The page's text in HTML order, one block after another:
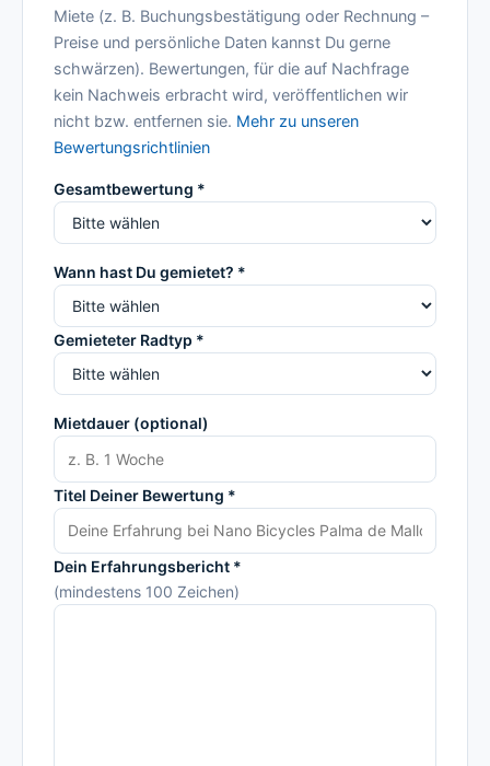
Miete (z. B. Buchungsbestätigung oder Rechnung –
Preise und persönliche Daten kannst Du gerne
schwärzen). Bewertungen, für die auf Nachfrage
kein Nachweis erbracht wird, veröffentlichen wir
nicht bzw. entfernen sie. Mehr zu unseren
Bewertungsrichtlinien
Gesamtbewertung *
Wann hast Du gemietet? *
Gemieteter Radtyp *
Mietdauer (optional)
Titel Deiner Bewertung *
Dein Erfahrungsbericht *
(mindestens 100 Zeichen)